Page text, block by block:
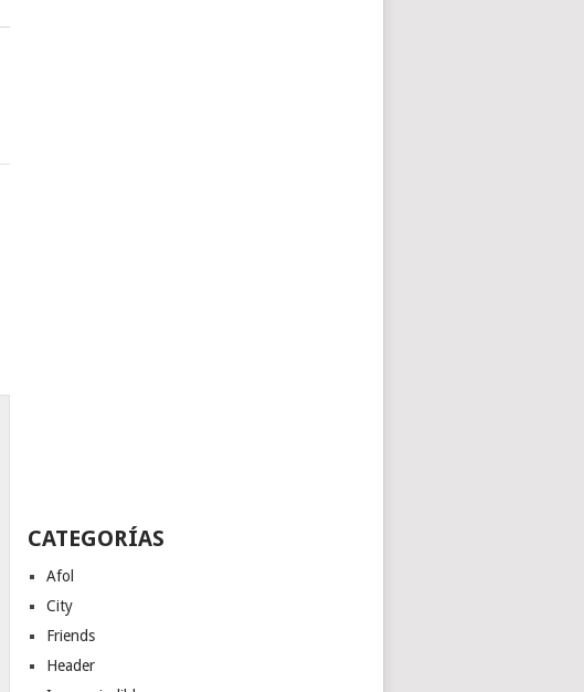
CATEGORÍAS
Afol
City
Friends
Header